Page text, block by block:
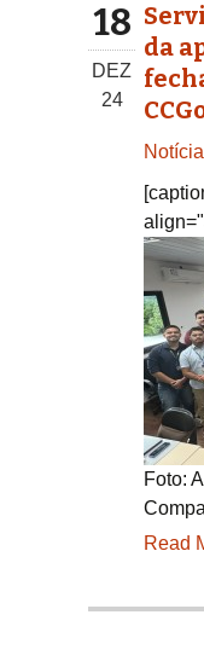
18
DEZ
24
da
Foto:
Read